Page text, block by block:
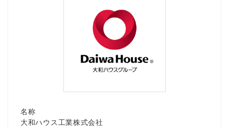
名称
大和ハウス工業株式会社